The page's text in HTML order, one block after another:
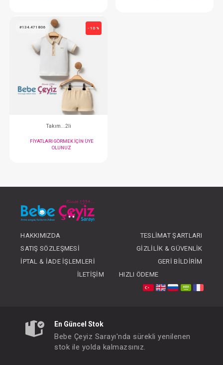
Tulum...
FIYATLARI GÖRMEK IÇIN ÜYE
OLUNUZ
#134.471806
Takım...2li
FIYATLARI GÖRMEK IÇIN ÜYE
HAKKIMIZDA
TESLIMAT ŞARTLARI
SATIŞ SÖZLEŞMESI
GIZLILIK & GÜVENLIK
İPTAL & İADE İŞLEMLERI
GERI BILDIRIM
İLETIŞIM
HIZLI ÖDEME
En Güncel Stok
Bebe Çeyiz Sarayı'nda sürekli yenilenen
stok ile yolda kalmazsınız.